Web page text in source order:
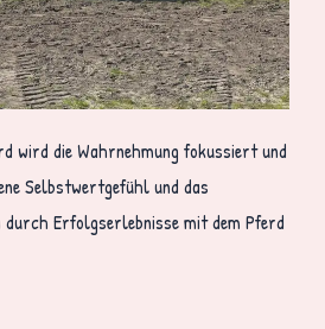
wird die Wahrnehmung fokussiert und
Selbstwertgefühl und das
Erfolgserlebnisse mit dem Pferd